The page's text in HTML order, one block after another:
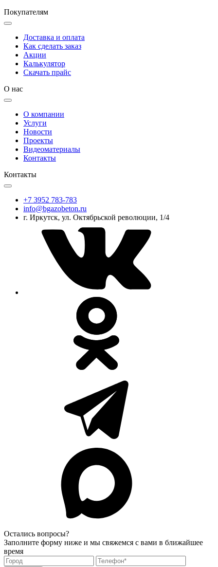
Покупателям
Доставка и оплата
Как сделать заказ
Акции
Калькулятор
Скачать прайс
О нас
О компании
Услуги
Новости
Проекты
Видеоматериалы
Контакты
Контакты
+7 3952 783-783
info@bgazobeton.ru
г. Иркутск, ул. Октябрьской революции, 1/4
Остались вопросы?
Заполните форму ниже и мы свяжемся с вами в ближайшее
время